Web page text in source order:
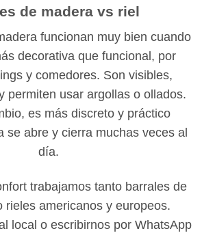
de madera vs riel
funcionan muy bien cuando
decorativa que funcional, por
y comedores. Son visibles,
permiten usar argollas o ollados.
es más discreto y práctico
se abre y cierra muchas veces al
día.
trabajamos tanto barrales de
rieles americanos y europeos.
local o escribirnos por WhatsApp